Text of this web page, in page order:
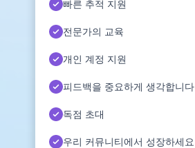
빠른 추적 지원
전문가의 교육
개인 계정 지원
피드백을 중요하게 생각합니다
독점 초대
우리 커뮤니티에서 성장하세요